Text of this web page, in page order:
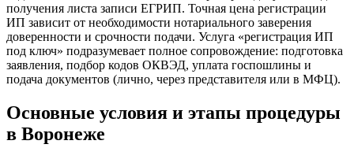
получения листа записи ЕГРИП. Точная цена регистрации
ИП зависит от необходимости нотариального заверения
доверенности и срочности подачи. Услуга «регистрация ИП
под ключ» подразумевает полное сопровождение: подготовка
заявления, подбор кодов ОКВЭД, уплата госпошлины и
подача документов (лично, через представителя или в МФЦ).
Основные условия и этапы процедуры
в Воронеже